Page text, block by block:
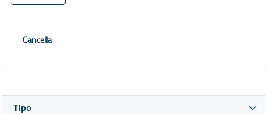
Cancella
Tipo